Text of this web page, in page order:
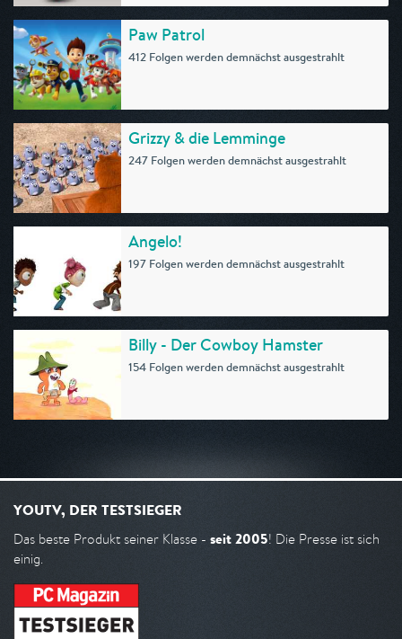
Paw Patrol
412 Folgen werden demnächst ausgestrahlt
Grizzy & die Lemminge
247 Folgen werden demnächst ausgestrahlt
Angelo!
197 Folgen werden demnächst ausgestrahlt
Billy - Der Cowboy Hamster
154 Folgen werden demnächst ausgestrahlt
YOUTV, DER TESTSIEGER
Das beste Produkt seiner Klasse - seit 2005! Die Presse ist sich
einig.